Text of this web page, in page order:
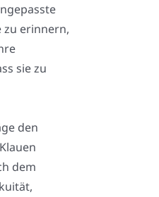
zu erin­nern,
sie zu
den
dem